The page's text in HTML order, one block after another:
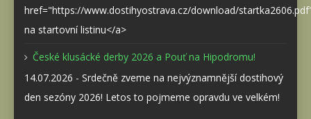
href="https://www.dostihyostrava.cz/download/
na startovní listinu</a>
České klusácké derby 2026 a Pouť na Hipodromu!
14.07.2026 - Srdečně zveme na nejvýznamnější dostihový
den sezóny 2026! Letos to pojmeme opravdu ve velkém!